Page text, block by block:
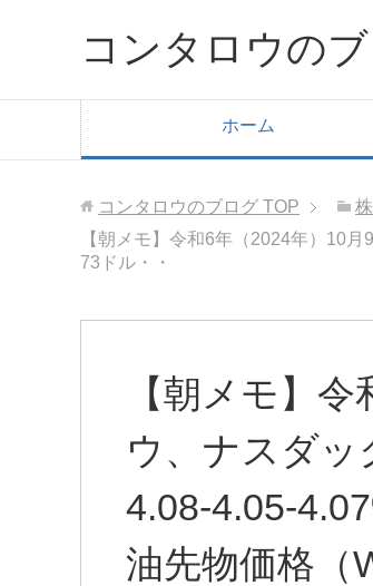
コンタロウの
ホーム
コンタロウのブログ TOP
【朝メモ】令和6年（2024年）10
73ドル・・
【朝メモ】
ウ、ナスダッ
4.08-4.05-
油先物価格（